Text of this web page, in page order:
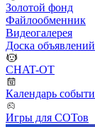
Золотой фонд
Файлообменник
Видеогалерея
Доска объявлений
CHAT-OT
Календарь
Игры для СОТов